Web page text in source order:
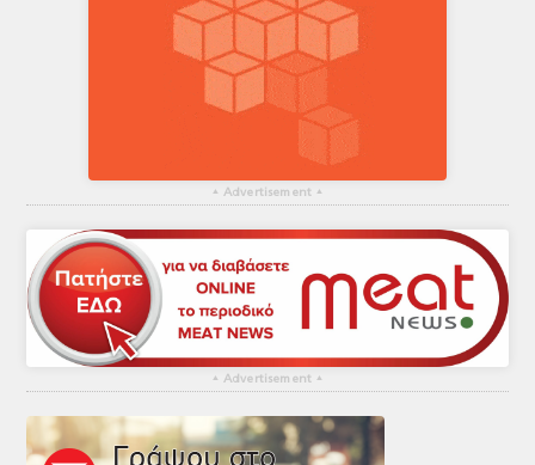
▴ Advertisement ▴
▴ Advertisement ▴